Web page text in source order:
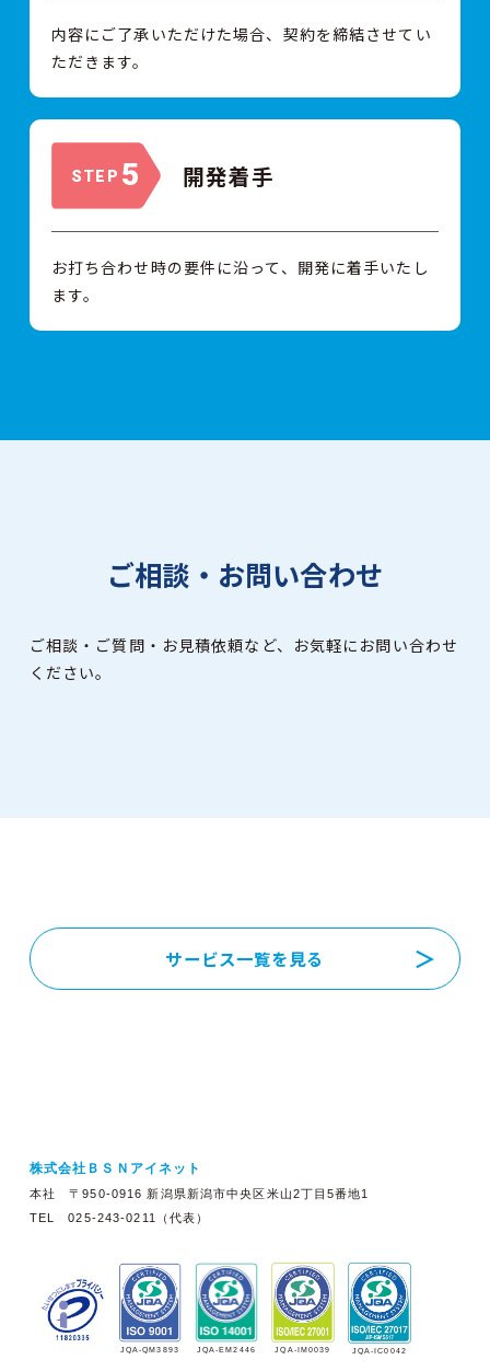
内容にご了承いただけた場合、契約を締結させてい
ただきます。
STEP 5 開発着手
お打ち合わせ時の要件に沿って、開発に着手いたし
ます。
ご相談・お問い合わせ
ご相談・ご質問・お見積依頼など、お気軽にお問い合わせ
ください。
サービス一覧を見る
株式会社ＢＳＮアイネット
本社 〒950-0916 新潟県新潟市中央区米山2丁目5番地1
TEL 025-243-0211（代表）
JQA-QM3893 JQA-EM2446 JQA-IM0039 JQA-IC0042